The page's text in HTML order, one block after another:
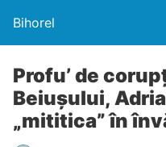
Bihorel
Profu’ de
Beiuşului,
„mititica” în